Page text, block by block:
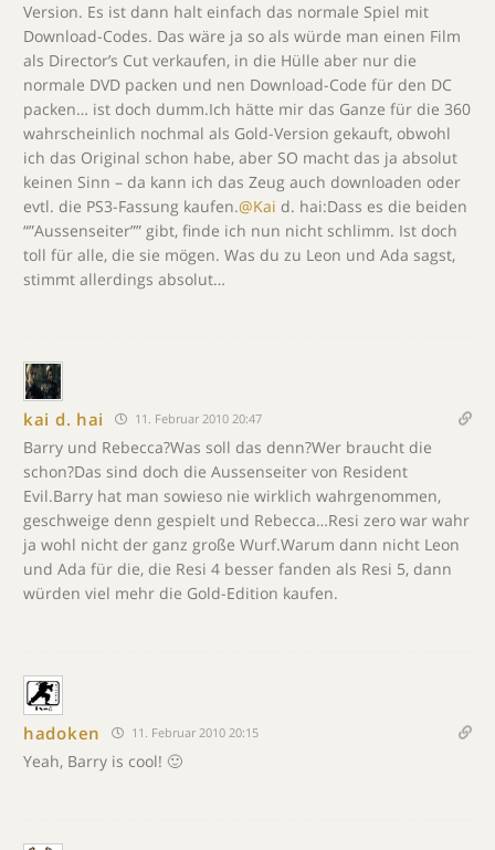
Version. Es ist dann halt einfach das normale Spiel mit
Download-Codes. Das wäre ja so als würde man einen Film
als Director’s Cut verkaufen, in die Hülle aber nur die
normale DVD packen und nen Download-Code für den DC
packen… ist doch dumm.Ich hätte mir das Ganze für die 360
wahrscheinlich nochmal als Gold-Version gekauft, obwohl
ich das Original schon habe, aber SO macht das ja absolut
keinen Sinn – da kann ich das Zeug auch downloaden oder
evtl. die PS3-Fassung kaufen.@Kai d. hai:Dass es die beiden
“”Aussenseiter”” gibt, finde ich nun nicht schlimm. Ist doch
toll für alle, die sie mögen. Was du zu Leon und Ada sagst,
stimmt allerdings absolut…
kai d. hai 11. Februar 2010 20:47
Barry und Rebecca?Was soll das denn?Wer braucht die
schon?Das sind doch die Aussenseiter von Resident
Evil.Barry hat man sowieso nie wirklich wahrgenommen,
geschweige denn gespielt und Rebecca…Resi zero war wahr
ja wohl nicht der ganz große Wurf.Warum dann nicht Leon
und Ada für die, die Resi 4 besser fanden als Resi 5, dann
würden viel mehr die Gold-Edition kaufen.
hadoken 11. Februar 2010 20:15
Yeah, Barry is cool! 🙂